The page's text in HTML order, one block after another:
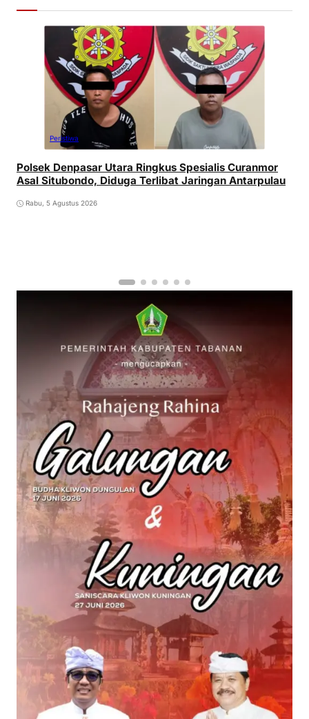
Peristiwa
Polsek Denpasar Utara Ringkus Spesialis Curanmor
Asal Situbondo, Diduga Terlibat Jaringan Antarpulau
Rabu, 5 Agustus 2026